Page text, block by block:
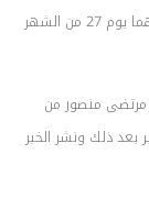
– ما زال في انتظار “منصور” حكمين آخرين سيتم البت فيهما يوم 27 من الشهر
مرتضى منصور من
ذلك ونشر الخبر